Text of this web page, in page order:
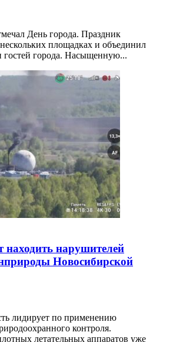
День города. Праздник
нескольких площадках и объединил
гостей города. Насыщенную...
нарушителей
Новосибирской
лидирует по применению
контроля.
летательных аппаратов уже